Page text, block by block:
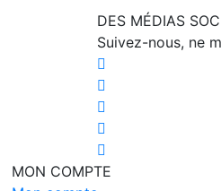
DES MÉDIAS
Suivez-nous, ne
MON COMPTE